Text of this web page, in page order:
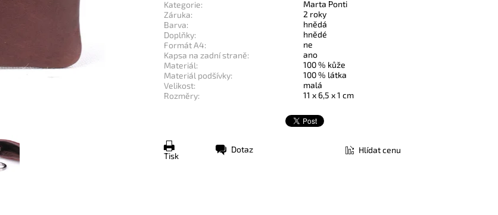
Kategorie:
Marta Ponti
Záruka:
2 roky
Barva:
hnědá
Doplňky:
hnědé
Formát A4:
ne
Kapsa na zadní straně:
ano
Materiál:
100 % kůže
Materiál podšívky:
100 % látka
Velikost:
malá
Rozměry:
11 x 6,5 x 1 cm
Tisk
Dotaz Hlídat cenu